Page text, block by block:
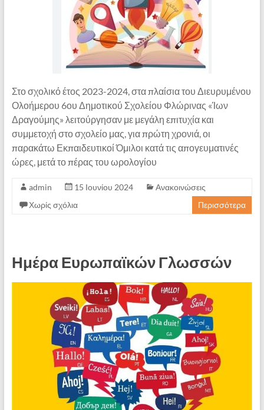
Στο σχολικό έτος 2023-2024, στα πλαίσια του Διευρυμένου
Ολοήμερου 6ου Δημοτικού Σχολείου Φλώρινας «Ίων
Δραγούμης» λειτούργησαν με μεγάλη επιτυχία και
συμμετοχή στο σχολείο μας, για πρώτη χρονιά, οι
παρακάτω Εκπαιδευτικοί Όμιλοι κατά τις απογευματινές
ώρες, μετά το πέρας του ωρολογίου
admin 15 Ιουνίου 2024
Ανακοινώσεις
Χωρίς σχόλια
Περισσότερα
Ημέρα Ευρωπαϊκών Γλωσσών